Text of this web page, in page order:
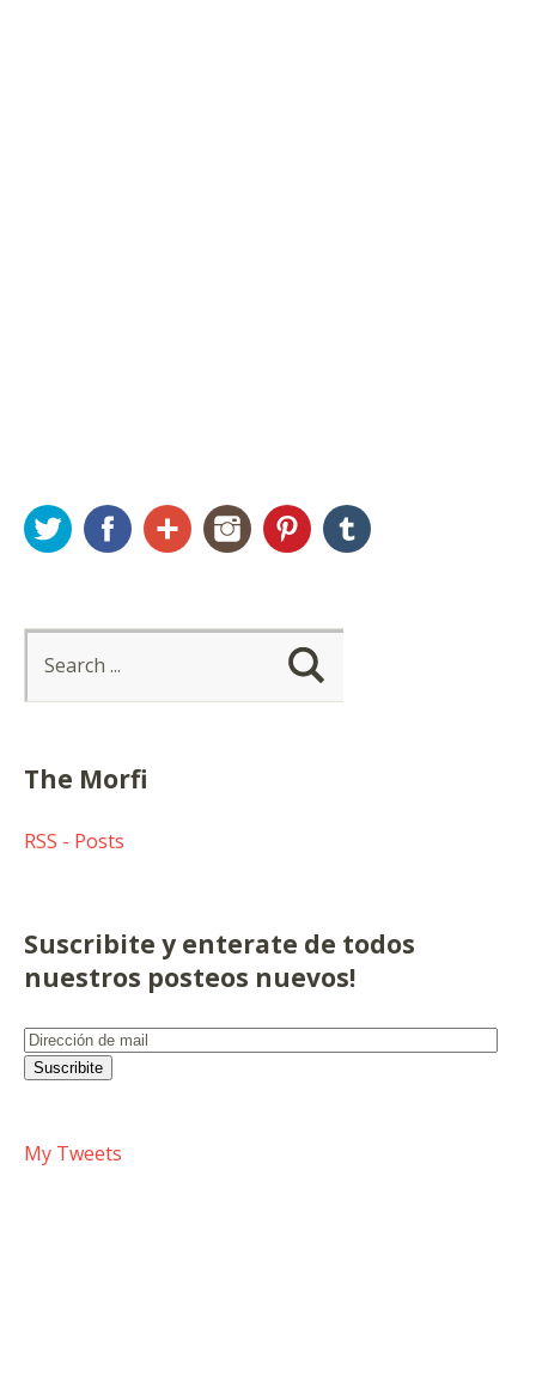
Twitter FacebookGoogle+InstagramPinterest
The Morfi
RSS - Posts
Suscribite y enterate de todos
nuestros posteos nuevos!
Dirección
deSuscribite
My Tweets